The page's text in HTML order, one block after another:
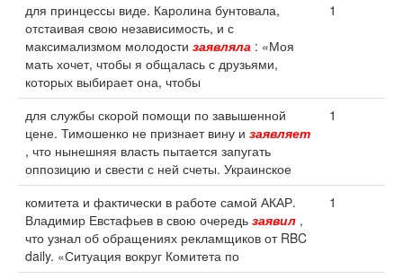
для принцессы виде. Каролина бунтовала,
отстаивая свою независимость, и с
максимализмом молодости заявляла : «Моя
мать хочет, чтобы я общалась с друзьями,
которых выбирает она, чтобы
1
для службы скорой помощи по завышенной
цене. Тимошенко не признает вину и заявляет
, что нынешняя власть пытается запугать
оппозицию и свести с ней счеты. Украинское
1
комитета и фактически в работе самой АКАР.
Владимир Евстафьев в свою очередь заявил ,
что узнал об обращениях рекламщиков от RBC
daily. «Ситуация вокруг Комитета по
1